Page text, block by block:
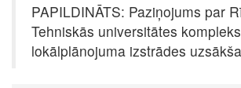
PAPILDINĀTS: Paziņojums par
Tehniskās universitātes
lokālplānojuma izstrādes